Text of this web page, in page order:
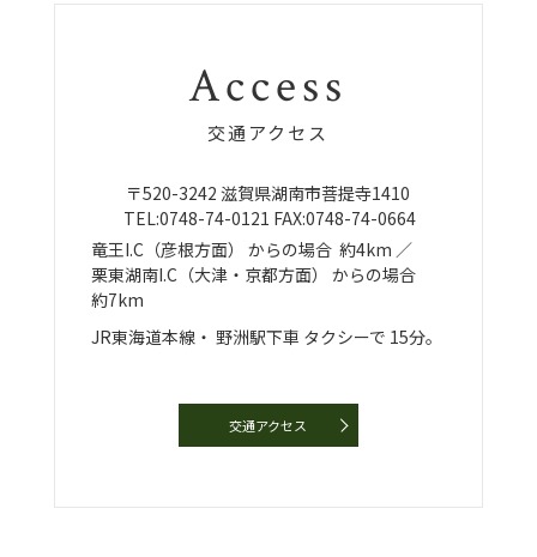
Access
交通アクセス
〒520-3242 滋賀県湖南市菩提寺1410
TEL:0748-74-0121 FAX:0748-74-0664
竜王I.C（彦根方面） からの場合 約4km ／
栗東湖南I.C（大津・京都方面）
からの場合
約7km
JR東海道本線・ 野洲駅下車 タクシーで 15分。
交通アクセス